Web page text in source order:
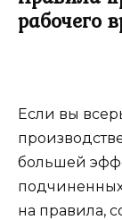
рабочего
Если вы
большей
на правила,